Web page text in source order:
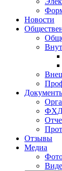
Новости
Отзывы
Медиа